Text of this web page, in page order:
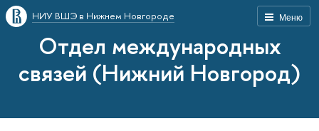
Меню
НИУ ВШЭ в Нижнем Новгороде
Отдел международных
связей (Нижний Новгород)